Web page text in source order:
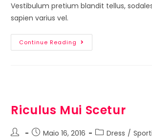
Vestibulum pretium blandit tellus,
sapien varius vel.
Continue Reading
Riculus Mui Scetur
Maio 16, 2016 Dress /